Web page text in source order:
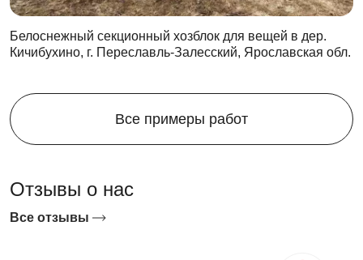
Белоснежный секционный хозблок для вещей в дер.
Кичибухино, г. Переславль-Залесский, Ярославская обл.
Все примеры работ
Отзывы о нас
Все отзывы